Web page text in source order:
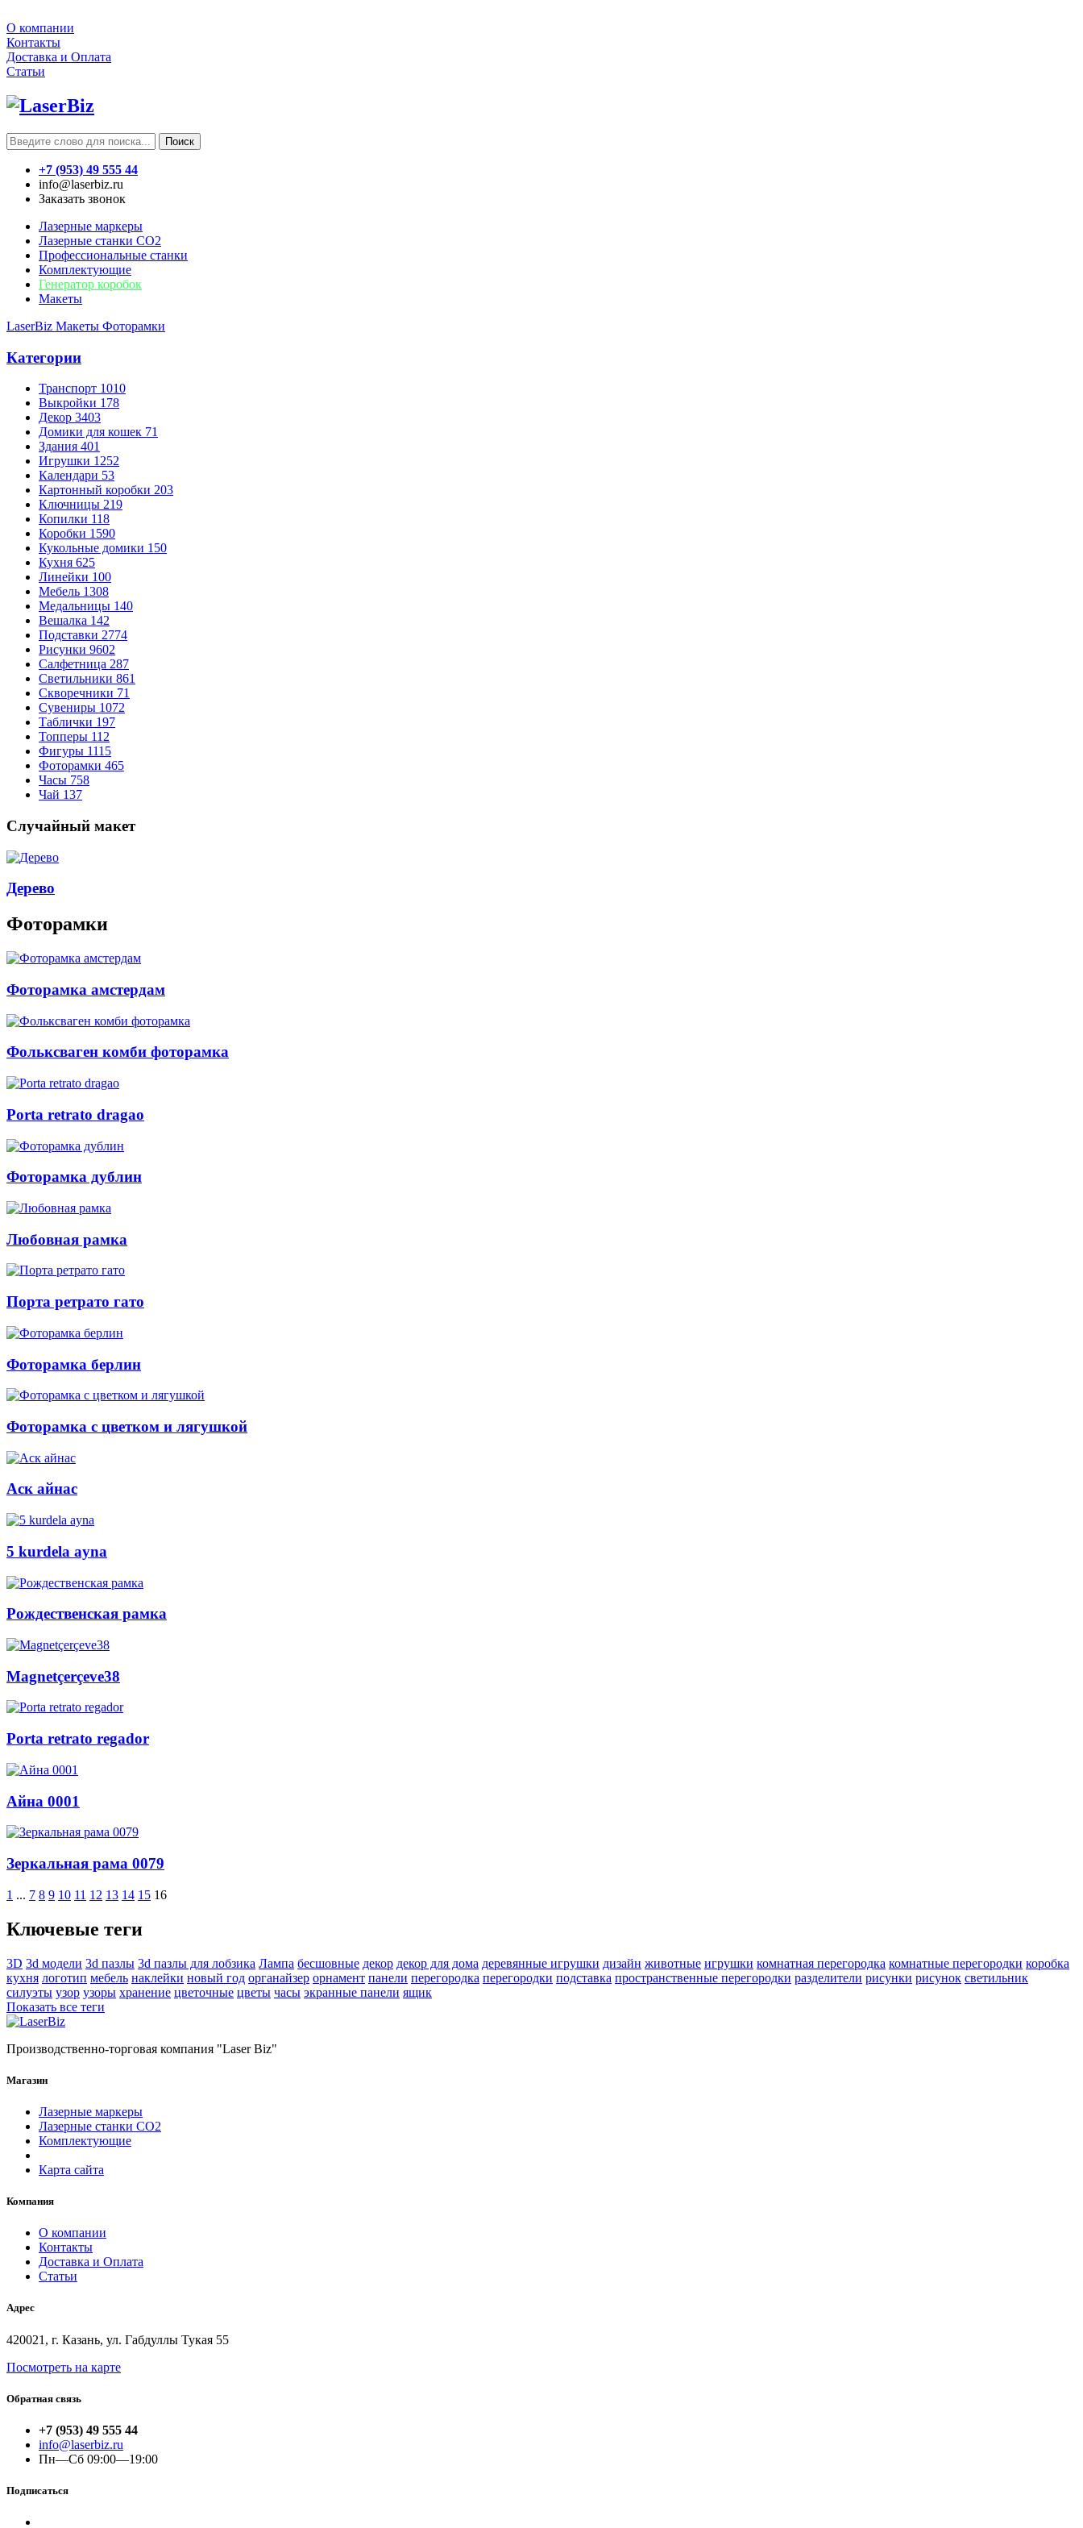
О компании
Контакты
Доставка и Оплата
Статьи
Поиск
+7 (953) 49 555 44
info@laserbiz.ru
Заказать звонок
Лазерные маркеры
Лазерные станки CO2
Профессиональные станки
Комплектующие
Генератор коробок
Макеты
LaserBiz Макеты Фоторамки
Категории
Транспорт 1010
Выкройки 178
Декор 3403
Домики для кошек 71
Здания 401
Игрушки 1252
Календари 53
Картонный коробки 203
Ключницы 219
Копилки 118
Коробки 1590
Кукольные домики 150
Кухня 625
Линейки 100
Мебель 1308
Медальницы 140
Вешалка 142
Подставки 2774
Рисунки 9602
Салфетница 287
Светильники 861
Скворечники 71
Сувениры 1072
Таблички 197
Топперы 112
Фигуры 1115
Фоторамки 465
Часы 758
Чай 137
Случайный макет
Дерево
Фоторамки
Фоторамка амстердам
Фольксваген комби фоторамка
Porta retrato dragao
Фоторамка дублин
Любовная рамка
Порта ретрато гато
Фоторамка берлин
Фоторамка с цветком и лягушкой
Аск айнас
5 kurdela ayna
Рождественская рамка
Magnetçerçeve38
Porta retrato regador
Айна 0001
Зеркальная рама 0079
1 ... 7 8 9 10 11 12 13 14 15 16
Ключевые теги
3D 3d модели 3d пазлы 3d пазлы для лобзика Лампа бесшовные декор декор для дома деревянные игрушки дизайн животные игрушки комнатная перегородка комнатные перегородки коробка
кухня логотип мебель наклейки новый год органайзер орнамент панели перегородка перегородки подставка пространственные перегородки разделители рисунки рисунок светильник
силуэты узор узоры хранение цветочные цветы часы экранные панели ящик
Показать все теги
Производственно-торговая компания "Laser Biz"
Магазин
Лазерные маркеры
Лазерные станки СО2
Комплектующие
Карта сайта
Компания
О компании
Контакты
Доставка и Оплата
Статьи
Адрес
420021, г. Казань, ул. Габдуллы Тукая 55
Посмотреть на карте
Обратная связь
+7 (953) 49 555 44
info@laserbiz.ru
Пн—Сб 09:00—19:00
Подписаться